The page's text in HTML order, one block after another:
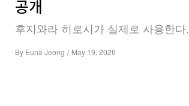
공개
후지와라 히로시가 실제로 사용한다.
By Euna Jeong / May 19, 2026